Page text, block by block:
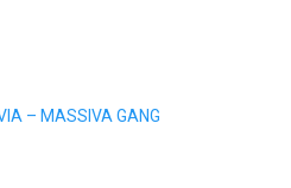
– MASSIVA GANG